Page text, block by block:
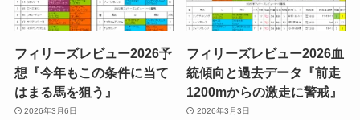
フィリーズレビュー2026予
想『今年もこの条件に当て
はまる馬を狙う』
2026年3月6日
フィリーズレビュー2026血
統傾向と過去データ『前走
1200mからの激走に警戒』
2026年3月3日